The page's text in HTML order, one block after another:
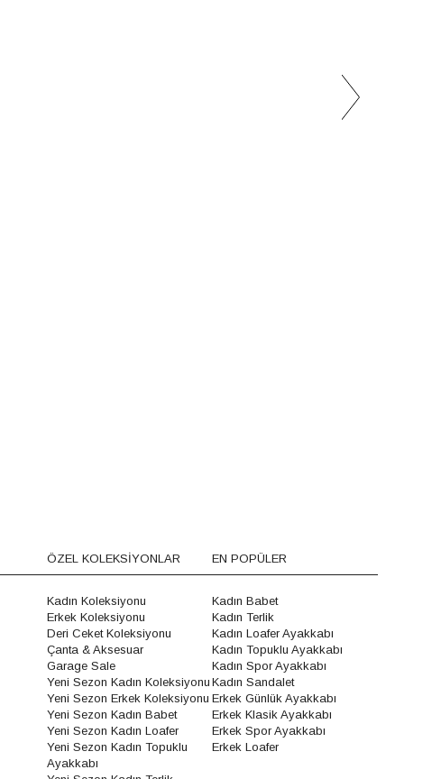
ÖZEL KOLEKSİYONLAR
Kadın Koleksiyonu
Erkek Koleksiyonu
Deri Ceket Koleksiyonu
Çanta & Aksesuar
Garage Sale
Yeni Sezon Kadın Koleksiyonu
Yeni Sezon Erkek Koleksiyonu
Yeni Sezon Kadın Babet
Yeni Sezon Kadın Loafer
Yeni Sezon Kadın Topuklu
Ayakkabı
EN POPÜLER
Kadın Babet
Kadın Terlik
Kadın Loafer Ayakkabı
Kadın Topuklu Ayakkabı
Kadın Spor Ayakkabı
Kadın Sandalet
Erkek Günlük Ayakkabı
Erkek Klasik Ayakkabı
Erkek Spor Ayakkabı
Erkek Loafer